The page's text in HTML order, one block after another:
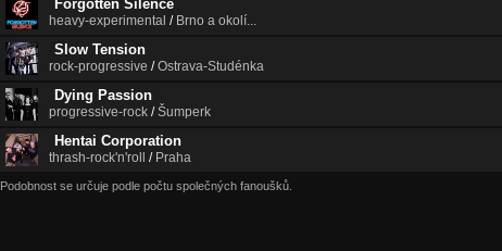
Forgotten Silence
heavy-experimental / Brno a okolí...
Slow Tension
rock-progressive /Ostrava-Studénka
Dying Passion
progressive-rock /Šumperk
Hentai Corporation
thrash-rock'n'roll / Praha
Podobnost se určuje podle počtu společných fanoušků.